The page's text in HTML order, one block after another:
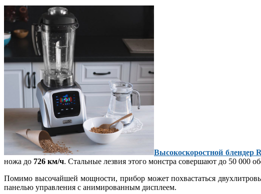
Высокоскоростной блендер
ножа до 726 км/ч. Стальные лезвия этого монстра совершают до 50 000
Помимо высочайшей мощности, прибор может похвастаться
панелью управления с анимированным дисплеем.